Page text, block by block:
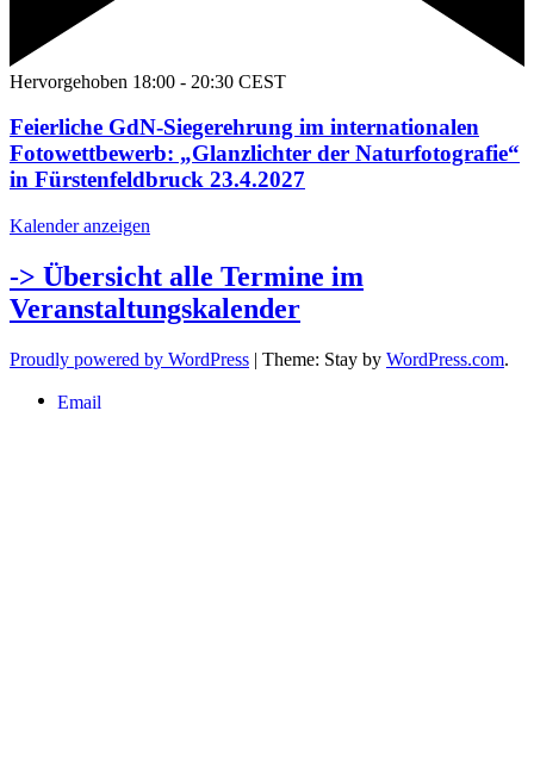
Hervorgehoben 18:00 - 20:30 CEST
Feierliche GdN-Siegerehrung im internationalen
Fotowettbewerb: „Glanzlichter der Naturfotografie“
in Fürstenfeldbruck 23.4.2027
Kalender anzeigen
-> Übersicht alle Termine im
Veranstaltungskalender
Proudly powered by WordPress | Theme: Stay by WordPress.com.
Email